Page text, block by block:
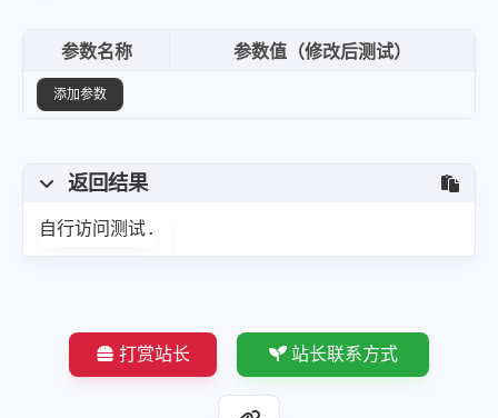
参数名称 参数值（修改后测试）
添加参数
返回结果
自行访问测试.
打赏站长 站长联系方式